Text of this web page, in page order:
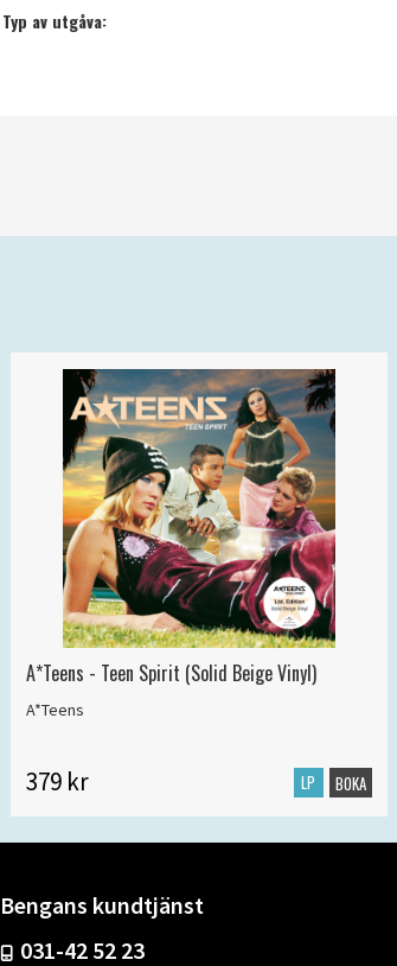
Typ av utgåva:
A*Teens - Teen Spirit (Solid Beige Vinyl)
A*Teens
379 kr LP BOKA
Bengans kundtjänst
031-42 52 23